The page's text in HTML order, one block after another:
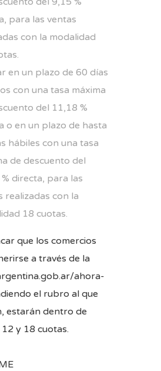
para las ventas
con la modalidad
en un plazo de 60 días
con una tasa máxima
del 11,18 %
o en un plazo de hasta
hábiles con una tasa
de descuento del
directa, para las
realizadas con la
18 cuotas.
que los comercios
a través de la
ahora-
el rubro al que
estarán dentro de
y 18 cuotas.